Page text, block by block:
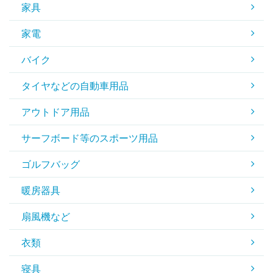
家具
家電
バイク
タイヤなどの自動車用品
アウトドア用品
サーフボード等のスポーツ用品
ゴルフバッグ
暖房器具
扇風機など
衣類
寝具